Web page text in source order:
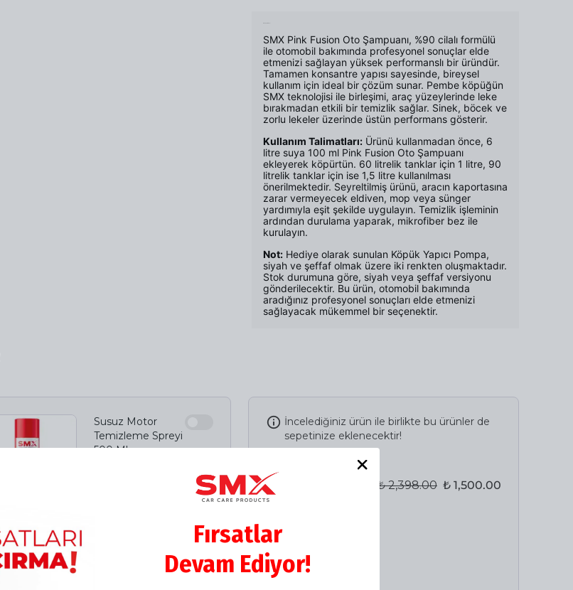
SMX Pink Fusion Oto Şampuanı, %90 cilalı formülü
ile otomobil bakımında profesyonel sonuçlar elde
etmenizi sağlayan yüksek performanslı bir üründür.
Tamamen konsantre yapısı sayesinde, bireysel
kullanım için ideal bir çözüm sunar. Pembe köpüğün
SMX teknolojisi ile birleşimi, araç yüzeylerinde leke
bırakmadan etkili bir temizlik sağlar. Sinek, böcek ve
zorlu lekeler üzerinde üstün performans gösterir.
Kullanım Talimatları: Ürünü kullanmadan önce, 6
litre suya 100 ml Pink Fusion Oto Şampuanı
ekleyerek köpürtün. 60 litrelik tanklar için 1 litre, 90
litrelik tanklar için ise 1,5 litre kullanılması
önerilmektedir. Seyreltilmiş ürünü, aracın kaportasına
zarar vermeyecek eldiven, mop veya sünger
yardımıyla eşit şekilde uygulayın. Temizlik işleminin
ardından durulama yaparak, mikrofiber bez ile
kurulayın.
Not: Hediye olarak sunulan Köpük Yapıcı Pompa,
siyah ve şeffaf olmak üzere iki renkten oluşmaktadır.
Stok durumuna göre, siyah veya şeffaf versiyonu
gönderilecektir. Bu ürün, otomobil bakımında
aradığınız profesyonel sonuçları elde etmenizi
sağlayacak mükemmel bir seçenektir.
Susuz Motor
Temizleme Spreyi
500 Ml
İncelediğiniz ürün ile birlikte bu ürünler de
sepetinize eklenecektir!
Avantajlı Toplam
% ₺ 2,398.00 ₺ 1,500.00
Fırsatlar
Devam Ediyor!